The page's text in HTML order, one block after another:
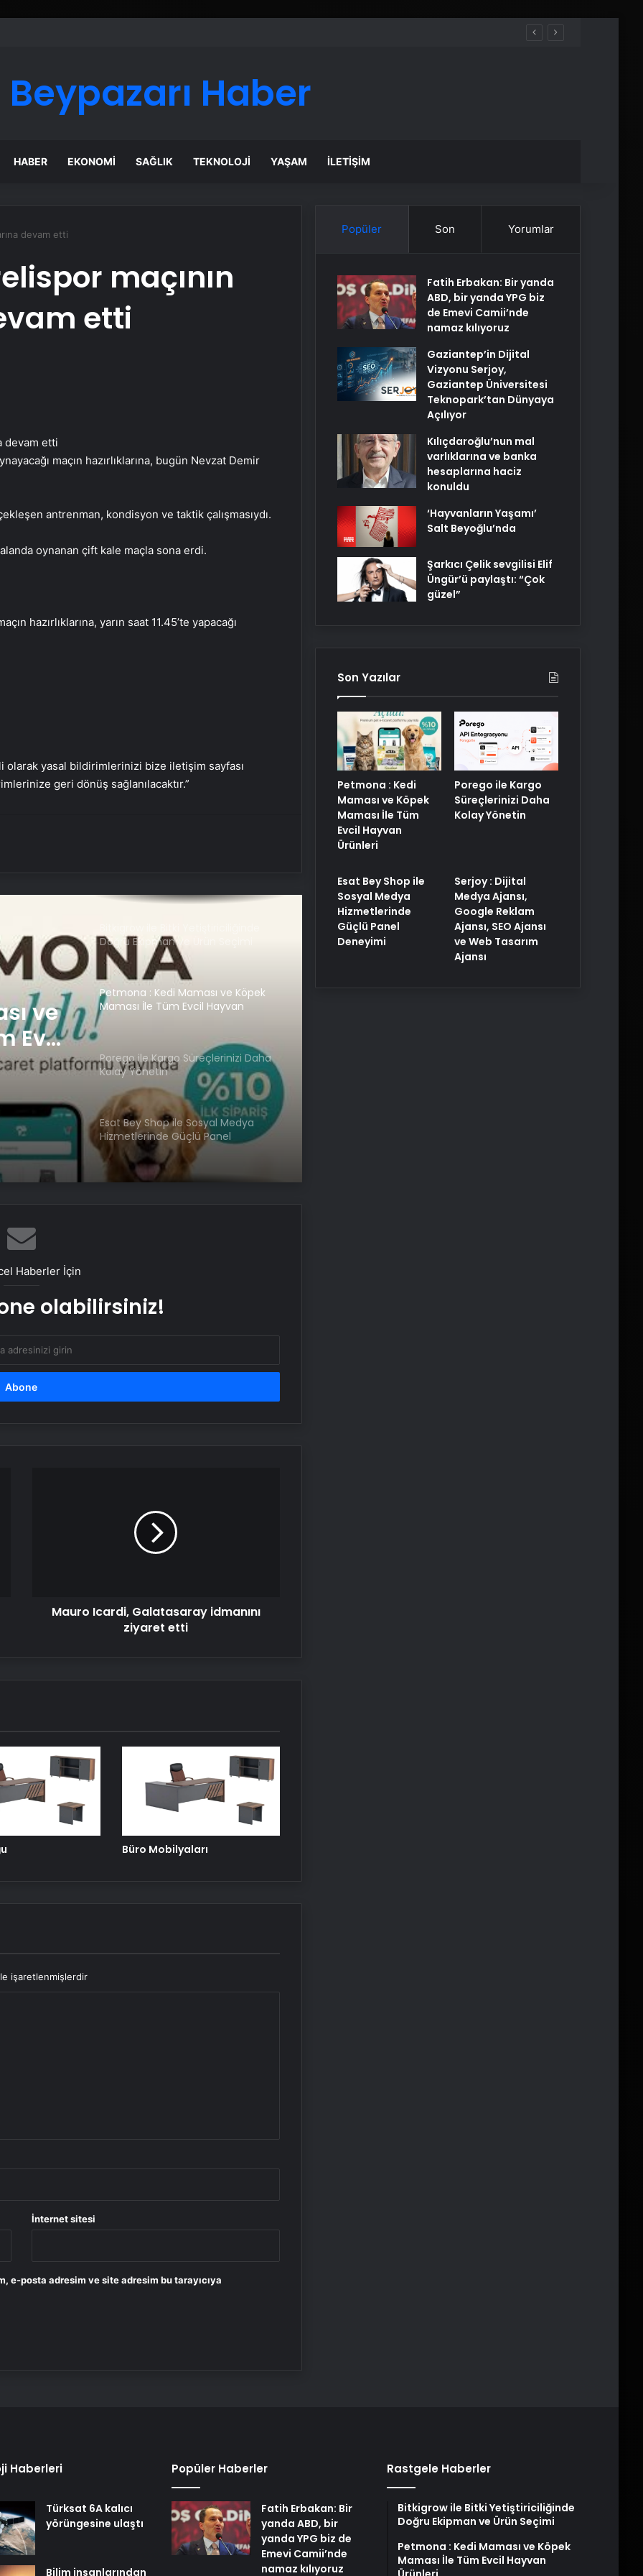
Maması İle Tüm Evcil Hayvan Ürünleri
Beypazarı Haber
HABER EKONOMI SAĞLIK TEKNOLOJI YAŞAM İLETIŞIM
devam etti
maçının
etti
maçın hazırlıklarına, bugün Nevzat Demir
antrenman, kondisyon ve taktik çalışmasıydı.
oynanan çift kale maçla sona erdi.
hazırlıklarına, yarın saat 11.45’te yapacağı
olarak yasal bildirimlerinizi bize iletişim sayfası
geri dönüş sağlanılacaktır.”
ve
Evcil
Kredi Teklifleri Sağlıyor
Teknopark’tan Dünyaya Açılıyor
Doğru Ekipman ve Ürün Seçimi
Petmona : Kedi Maması ve Köpek
Maması İle Tüm Evcil Hayvan
Ürünleri
Porego ile Kargo Süreçlerinizi Daha
Kolay Yönetin
Esat Bey Shop ile Sosyal Medya
Hizmetlerinde Güçlü Panel
Deneyimi
SanalNumara.org ile Güvenli, Hızlı ve
Kahramanmaraş Oto Kiralama ve
Araç Kiralama
Esat Bey Shop ile Sosyal Medya
Hizmetlerinde Güçlü Panel
Deneyimi
Serjoy : Dijital Medya Ajansı, Google
Reklam Ajansı, SEO Ajansı ve Web
Haberler İçin
olabilirsiniz!
Mauro Icardi, Galatasaray idmanını
ziyaret etti
Büro Mobilyaları
işaretlenmişlerdir
İnternet sitesi
e-posta adresim ve site adresim bu tarayıcıya
Popüler Son Yorumlar
Fatih Erbakan: Bir yanda
ABD, bir yanda YPG biz
de Emevi Camii’nde
namaz kılıyoruz
Gaziantep’in Dijital
Vizyonu Serjoy,
Gaziantep Üniversitesi
Teknopark’tan Dünyaya
Açılıyor
Kılıçdaroğlu’nun mal
varlıklarına ve banka
hesaplarına haciz
konuldu
‘Hayvanların Yaşamı’
Salt Beyoğlu’nda
Şarkıcı Çelik sevgilisi Elif
Üngür’ü paylaştı: “Çok
güzel”
Son Yazılar
Petmona : Kedi
Maması ve Köpek
Maması İle Tüm
Evcil Hayvan
Ürünleri
Porego ile Kargo
Süreçlerinizi Daha
Kolay Yönetin
Esat Bey Shop ile
Sosyal Medya
Hizmetlerinde
Güçlü Panel
Deneyimi
Serjoy : Dijital
Medya Ajansı,
Google Reklam
Ajansı, SEO Ajansı
ve Web Tasarım
Ajansı
Haberleri
Türksat 6A kalıcı
yörüngesine ulaştı
Bilim insanlarından
Popüler Haberler
Fatih Erbakan: Bir
yanda ABD, bir
yanda YPG biz de
Emevi Camii’nde
namaz kılıyoruz
Rastgele Haberler
Bitkigrow ile Bitki Yetiştiriciliğinde
Doğru Ekipman ve Ürün Seçimi
Petmona : Kedi Maması ve Köpek
Maması İle Tüm Evcil Hayvan